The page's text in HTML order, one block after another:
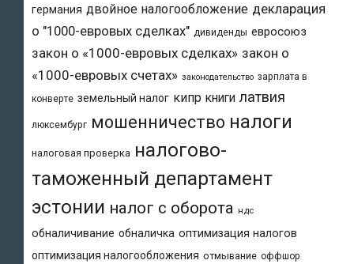
германия двойное налогообложение декларация
о "1000-евровых сделках" дивиденды евросоюз
закон о «1000-евровых сделках» закон о
«1000-евровых счетах» законодательство зарплата в
конверте земельный налог кипр книги латвия
люксембург мошенничество налоги
налоговая проверка налогово-
таможенный департамент
эстонии налог с оборота ндс
обналичивание обналичка оптимизация налогов
оптимизация налогообложения отмывание оффшор